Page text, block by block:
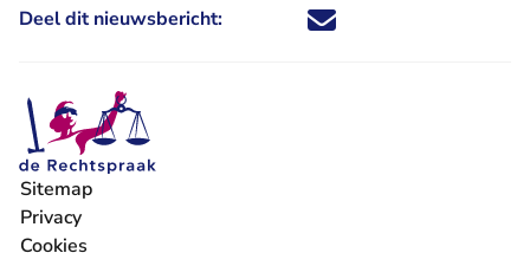
Deel dit nieuwsbericht: Deel dit nieuwsbericht via X -
Deel dit nieuwsbericht via
Deel dit nieuwsbericht
Deel dit
Sitemap
Privacy
Cookies